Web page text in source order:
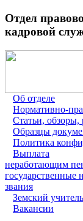
Отдел
кадровой
Об отделе
Нормативно-
Статьи, обзоры,
Образцы
Политика
Выплата
неработающим
государственные
звания
Земский учитель
Вакансии